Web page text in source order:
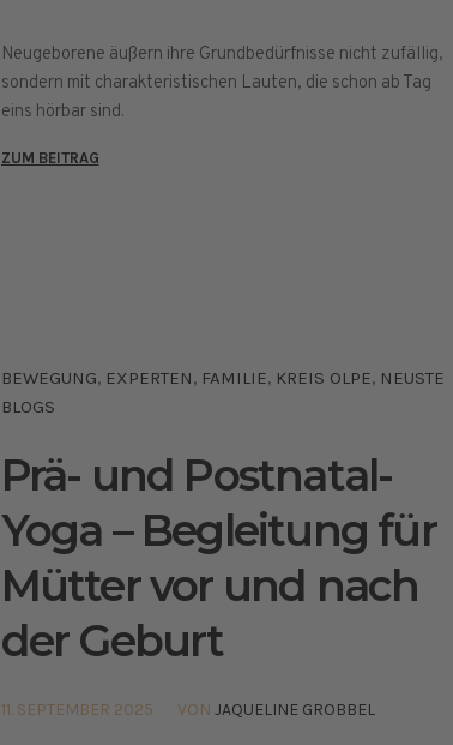
Neugeborene äußern ihre Grundbedürfnisse nicht zufällig,
sondern mit charakteristischen Lauten, die schon ab Tag
eins hörbar sind.
ZUM BEITRAG
BEWEGUNG, EXPERTEN, FAMILIE, KREIS OLPE, NEUSTE
BLOGS
Prä- und Postnatal-
Yoga – Begleitung für
Mütter vor und nach
der Geburt
11. SEPTEMBER 2025 VON JAQUELINE GROBBEL